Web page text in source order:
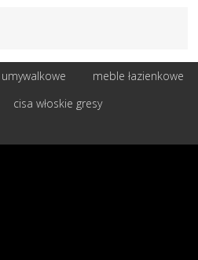
meble łazienkowe
cisa włoskie gresy